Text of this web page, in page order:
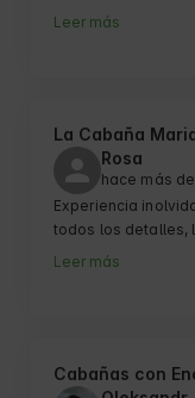
también era
Leer más
La Cabaña
Rosa
hace más
Experiencia
todos los detalles,
atento no pudo
Leer más
Cabañas con